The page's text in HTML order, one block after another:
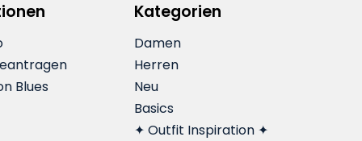
Blues
Kategorien
Damen
Herren
Neu
Basics
✦ Outfit Inspiration ✦